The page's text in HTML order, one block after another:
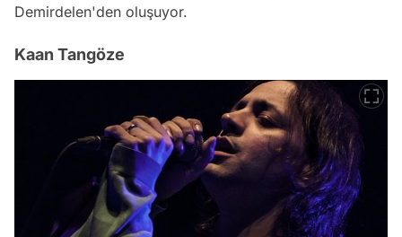
Demirdelen'den oluşuyor.
Kaan Tangöze